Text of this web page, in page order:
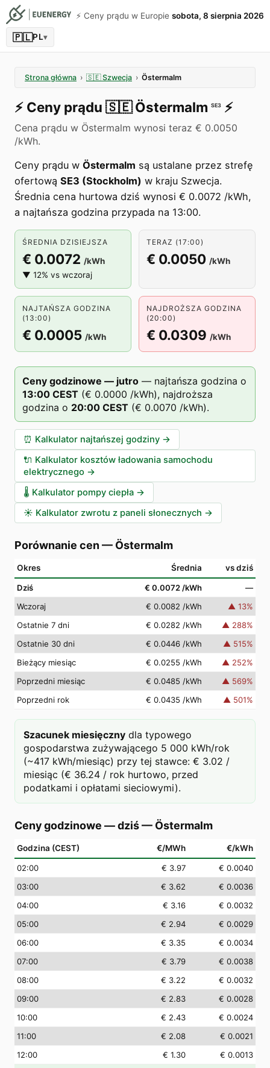
⚡️ Ceny prądu w Europie sobota, 8 sierpnia 2026
🇵🇱PL▾
Strona główna › 🇸🇪 Szwecja › Östermalm
⚡️ Ceny prądu 🇸🇪 Östermalm SE3 ⚡️
Cena prądu w Östermalm wynosi teraz € 0.0050
/kWh.
Ceny prądu w Östermalm są ustalane przez strefę
ofertową SE3 (Stockholm) w kraju Szwecja.
Średnia cena hurtowa dziś wynosi € 0.0072 /kWh,
a najtańsza godzina przypada na 13:00.
ŚREDNIA DZISIEJSZA
€ 0.0072 /kWh
▼ 12% vs wczoraj
TERAZ (17:00)
€ 0.0050 /kWh
NAJTAŃSZA GODZINA
(13:00)
€ 0.0005 /kWh
NAJDROŻSZA GODZINA
(20:00)
€ 0.0309 /kWh
Ceny godzinowe — jutro — najtańsza godzina o
13:00 CEST (€ 0.0000 /kWh), najdroższa
godzina o 20:00 CEST (€ 0.0070 /kWh).
⏰ Kalkulator najtańszej godziny →
🔌 Kalkulator kosztów ładowania samochodu
elektrycznego →
🌡️ Kalkulator pompy ciepła →
☀️ Kalkulator zwrotu z paneli słonecznych →
Porównanie cen — Östermalm
Okres Średnia vs dziś
Dziś € 0.0072 /kWh
—
Wczoraj
€ 0.0082 /kWh ▲ 13%
Ostatnie 7 dni
€ 0.0282 /kWh ▲ 288%
Ostatnie 30 dni
€ 0.0446 /kWh ▲ 515%
Bieżący miesiąc
€ 0.0255 /kWh ▲ 252%
Poprzedni miesiąc
€ 0.0485 /kWh ▲ 569%
Poprzedni rok
€ 0.0435 /kWh ▲ 501%
Szacunek miesięczny dla typowego
gospodarstwa zużywającego 5 000 kWh/rok
(~417 kWh/miesiąc) przy tej stawce: € 3.02 /
miesiąc (€ 36.24 / rok hurtowo, przed
podatkami i opłatami sieciowymi).
Ceny godzinowe — dziś— Östermalm
Godzina (CEST) €/MWh €/kWh
02:00 € 3.97
€ 0.0040
03:00 € 3.62
€ 0.0036
04:00 € 3.16
€ 0.0032
05:00 € 2.94
€ 0.0029
06:00 € 3.35
€ 0.0034
07:00 € 3.79
€ 0.0038
08:00 € 3.22
€ 0.0032
09:00 € 2.83
€ 0.0028
10:00 € 2.43
€ 0.0024
11:00 € 2.08
€ 0.0021
12:00 € 1.30
€ 0.0013